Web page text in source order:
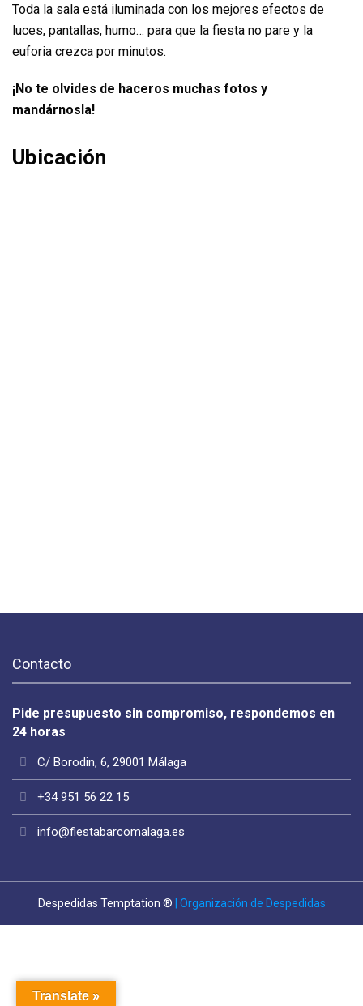
Toda la sala está iluminada con los mejores efectos de
luces, pantallas, humo… para que la fiesta no pare y la
euforia crezca por minutos.
¡No te olvides de haceros muchas fotos y
mandárnosla!
Ubicación
Contacto
Pide presupuesto sin compromiso, respondemos en
24 horas
C/ Borodin, 6, 29001 Málaga
+34 951 56 22 15
info@fiestabarcomalaga.es
Despedidas Temptation ® | Organización de Despedidas
Translate »